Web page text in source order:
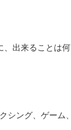
出来ることは
シング、ゲーム